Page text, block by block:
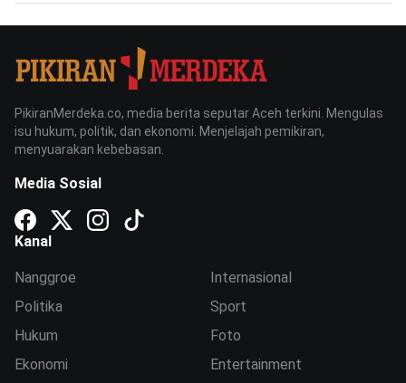
PikiranMerdeka.co, media berita seputar Aceh terkini. Mengulas
isu hukum, politik, dan ekonomi. Menjelajah pemikiran,
menyuarakan kebebasan.
Media Sosial
Kanal
Nanggroe
Politika
Hukum
Ekonomi
Internasional
Sport
Foto
Entertainment